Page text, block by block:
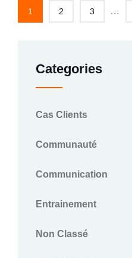
1 2 3 ...
Categories
Cas Clients
Communauté
Communication
Entrainement
Non Classé